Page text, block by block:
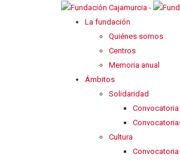
La fundación
Quiénes somos
Centros
Memoria anual
Ámbitos
Solidaridad
Cultura